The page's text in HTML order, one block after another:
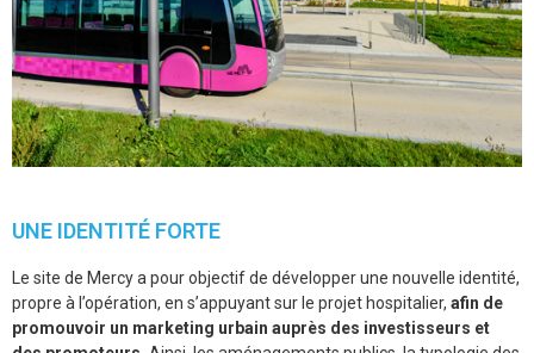
UNE IDENTITÉ FORTE
Le site de Mercy a pour objectif de développer une nouvelle identité,
propre à l’opération, en s’appuyant sur le projet hospitalier, afin de
promouvoir un marketing urbain auprès des investisseurs et